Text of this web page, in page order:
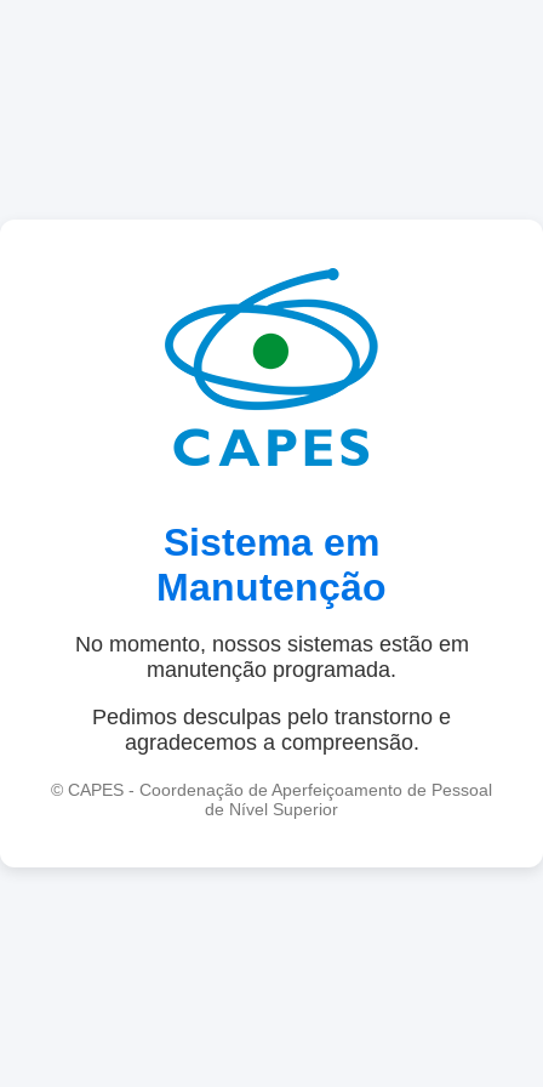
Sistema em
Manutenção
No momento, nossos sistemas estão em
manutenção programada.
Pedimos desculpas pelo transtorno e
agradecemos a compreensão.
© CAPES - Coordenação de Aperfeiçoamento de Pessoal
de Nível Superior